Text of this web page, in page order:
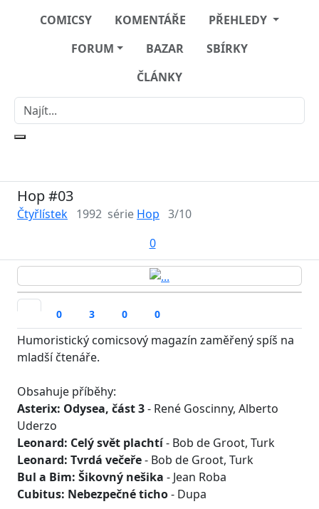
COMICSY KOMENTÁŘE
PŘEHLEDY
FORUM
BAZAR
SBÍRKY
ČLÁNKY
Hop #03
Čtyřlístek 1992 série Hop 3/10
0
0 3 0 0
Humoristický comicsový magazín zaměřený spíš na
mladší čtenáře.
Obsahuje příběhy:
Asterix: Odysea, část 3- René Goscinny, Alberto
Uderzo
Leonard: Celý svět plachtí- Bob de Groot, Turk
Leonard: Tvrdá večeře- Bob de Groot, Turk
Bul a Bim: Šikovný nešika - Jean Roba
Cubitus: Nebezpečné ticho- Dupa